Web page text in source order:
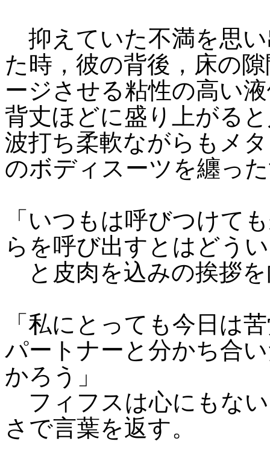
抑えていた不満を思
た時，彼の背後，床の
ージさせる粘性の高い
背丈ほどに盛り上がる
波打ち柔軟ながらもメ
のボディスーツを纏っ
「いつもは呼びつけて
らを呼び出すとはどう
と皮肉を込みの挨拶
「私にとっても今日は
パートナーと分かち合
かろう」
フィフスは心にもな
さで言葉を返す。